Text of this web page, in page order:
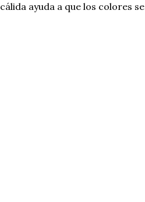
ayuda a que los colores se